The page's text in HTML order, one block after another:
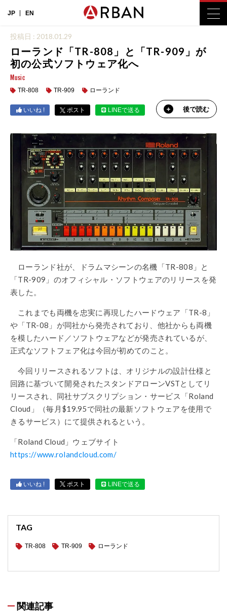
JP EN
投稿日 : 2018.01.29
ローランド「TR-808」と「TR-909」が
初の公式ソフトウェア化へ
Music
TR-808 TR-909 ローランド
いいね ! ポスト LINEで送る 後で読む
ローランド社が、ドラムマシーンの名機「TR-808」と
「TR-909」のオフィシャル・ソフトウェアのリリースを発
表した。
これまでも両機を忠実に再現したハードウェア「TR-8」
や「TR-08」が同社から発売されており、他社からも両機
を模したハード／ソフトウェアなどが発売されているが、
正式なソフトフェア化は今回が初めてのこと。
今回リリースされるソフトは、オリジナルの設計仕様と
回路に基づいて開発されたスタンドアローンVSTとしてリ
リースされ、同社サブスクリプション・サービス「Roland
Cloud」（毎月$19.95で同社の最新ソフトウェアを使用で
きるサービス） にて提供されるという。
「Roland Cloud」ウェブサイト
https://www.rolandcloud.com/
いいね ! ポスト LINEで送る
TAG
TR-808 TR-909 ローランド
関連記事